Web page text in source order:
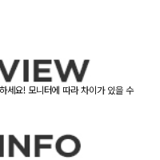
세요! 모니터에 따라 차이가 있을 수